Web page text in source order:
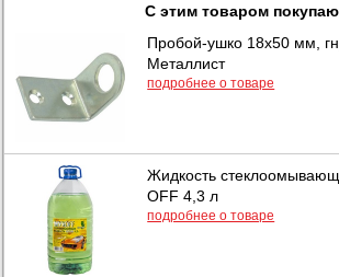
С этим товаром
Пробой-ушко 18х50 мм,
Металлист
подробнее о товаре
Жидкость
OFF 4,3 л
подробнее о товаре